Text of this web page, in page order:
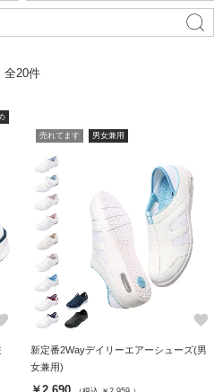
全20件
売れてます 男女兼用
favorite
新定番2Wayデイリーエアーシューズ(男
女兼用)